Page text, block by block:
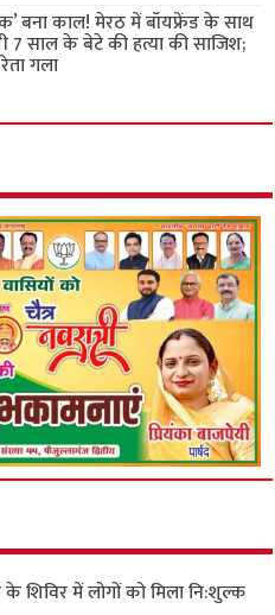
बना काल! मेरठ में बॉयफ्रेंड के साथ
7 साल के बेटे की हत्या की साजिश;
गला
शिविर में लोगों को मिला नि:शुल्क